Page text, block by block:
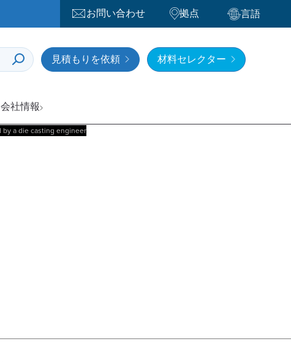
お問い合わせ 拠点 言語
見積もりを依頼 材料セレクター
会社情報